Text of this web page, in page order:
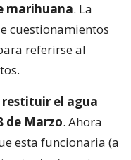
marihuana. La
cuestionamientos
referirse al
restituir el agua
de Marzo. Ahora
esta funcionaria (a